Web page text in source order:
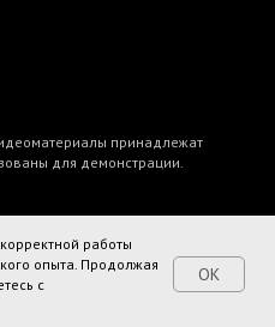
принадлежат
для демонстрации.
работы
опыта. Продолжая
с
OK
Tilda